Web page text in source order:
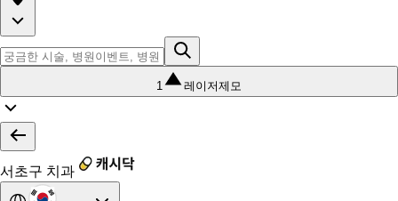
1 레이저제모
서초구 치과